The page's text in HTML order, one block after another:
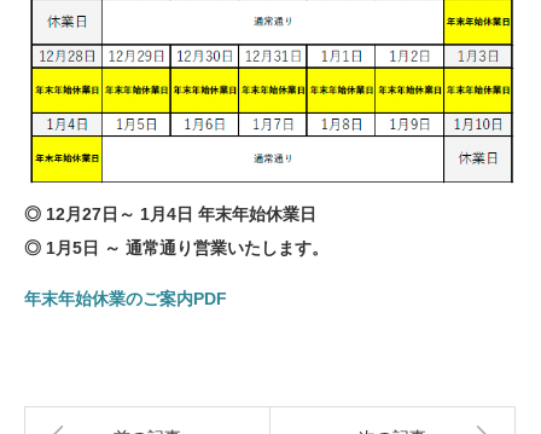
◎ 12月27日～ 1月4日 年末年始休業日
◎ 1月5日 ～ 通常通り営業いたします。
年末年始休業のご案内PDF